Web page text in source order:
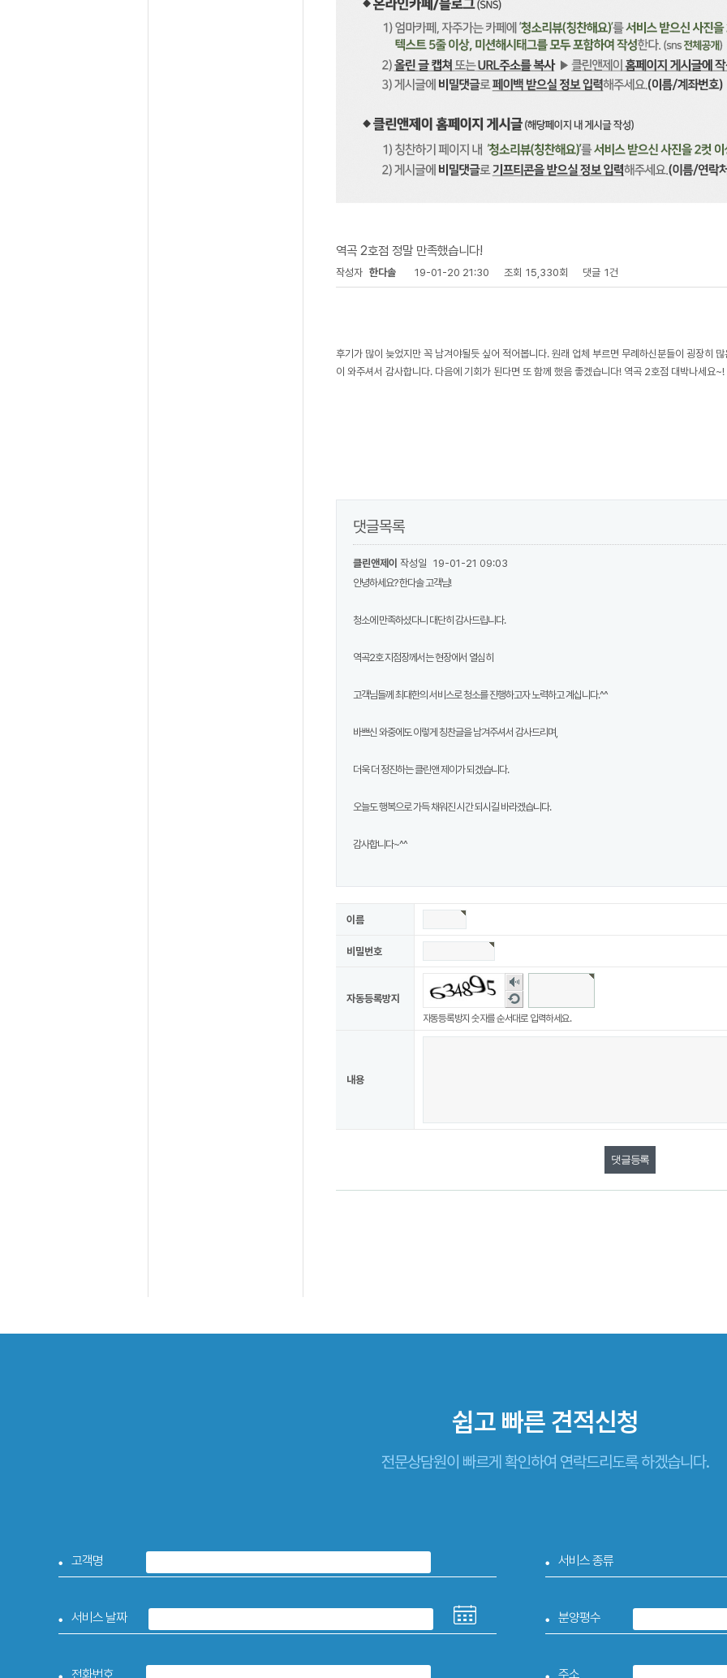
역곡 2호점 정말 만족했습니다!
작성자 한다솔 19-01-20 21:30 조회 15,330회 댓글 1건
후기가 많이 늦었지만 꼭 남겨야될듯 싶어 적어봅니다. 원래 업체 부르면 무례하신분들이 굉장히
이 와주셔서 감사합니다. 다음에 기회가 된다면 또 함께 했음 좋겠습니다! 역곡 2호점 대박나세요~!
댓글목록
클린앤제이 작성일 19-01-21 09:03
안녕하세요? 한다솔 고객님!
청소에 만족하셨다니 대단히 감사드립니다.
역곡2호 지점장께서는 현장에서 열심히
고객님들께 최대한의 서비스로 청소를 진행하고자 노력하고 계십니다.^^
바쁘신 와중에도 이렇게 칭찬글을 남겨주셔서 감사드리며,
더욱 더 정진하는 클린앤 제이가 되겠습니다.
오늘도 행복으로 가득 채워진 시간 되시길 바라겠습니다.
감사합니다~^^
이름
비밀번호
자동등록방지
숫
자
음
성
듣
새
로
고
자동등록방지 숫자를 순서대로 입력하세요.
내용
쉽고 빠른 견적신청
전문상담원이 빠르게 확인하여 연락드리도록 하겠습니다.
고객명
서비스 날짜
전화번호
서비스 종류
분양평수
주소